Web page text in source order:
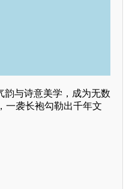
韵与诗意美学，成为无数
一袭长袍勾勒出千年文